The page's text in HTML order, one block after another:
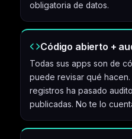
obligatoria de datos.
Código abierto +
Todas sus apps son de
puede revisar qué
registros ha pasado
publicadas. No te lo